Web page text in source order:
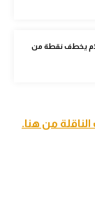
حتى +97.. فولام يخطف نقطة من
من هنا.